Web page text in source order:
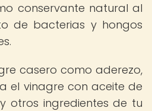
conservante natural al
de bacterias y hongos
casero como aderezo,
el vinagre con aceite de
otros ingredientes de tu